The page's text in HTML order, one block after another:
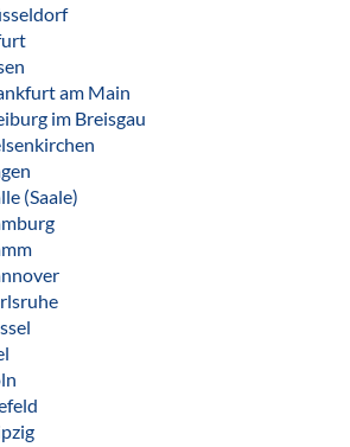
am Main
im Breisgau
(Saale)